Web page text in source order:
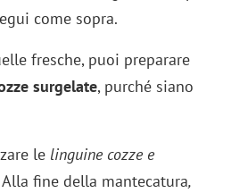
come sopra.
fresche, puoi preparare
surgelate, purché siano
le linguine cozze e
Alla fine della mantecatura,